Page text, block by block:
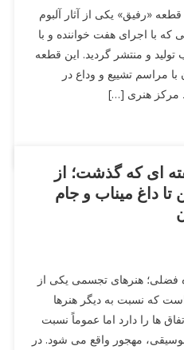
«رفیق» یکی از آثار آلبوم
که با اجرای هفت خواننده و با
تولید و منتشر گردید. این قطعه
مراسم تشییع و وداع در
مرکز هنری […]
ای که گذشت؛ از
داغ میناب و جام
فضلی؛ هنرهای تجسمی یکی از
که نسبت به دیگر هنرها
ها را دارد اما عموماً نسبت
مهجور واقع می شود. در